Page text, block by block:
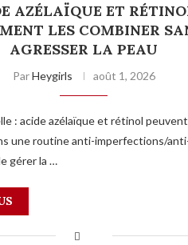
AZÉLAÏQUE ET
LES COMBINER
AGRESSER LA PEAU
ParHeygirls août 1, 2026
: acide azélaïque et rétinol peuvent
une routine anti-imperfections/
gérer la …